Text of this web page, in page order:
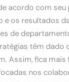
acordo com
e os resultados
de
têm dado
Assim, fica mais
nos